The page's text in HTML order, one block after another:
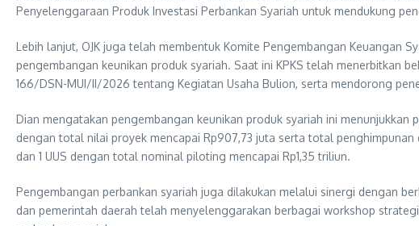
Penyelenggaraan Produk Investasi Perbankan Syariah untuk mendukung
Lebih lanjut, OJK juga telah membentuk Komite Pengembangan Keuangan
pengembangan keunikan produk syariah. Saat ini KPKS telah menerbitkan
166/DSN-MUI/II/2026 tentang Kegiatan Usaha Bulion, serta mendorong
Dian mengatakan pengembangan keunikan produk syariah ini menunjukkan
dengan total nilai proyek mencapai Rp907,73 juta serta total penghimpunan
dan 1 UUS dengan total nominal piloting mencapai Rp1,35 triliun.
Pengembangan perbankan syariah juga dilakukan melalui sinergi dengan
dan pemerintah daerah telah menyelenggarakan berbagai workshop